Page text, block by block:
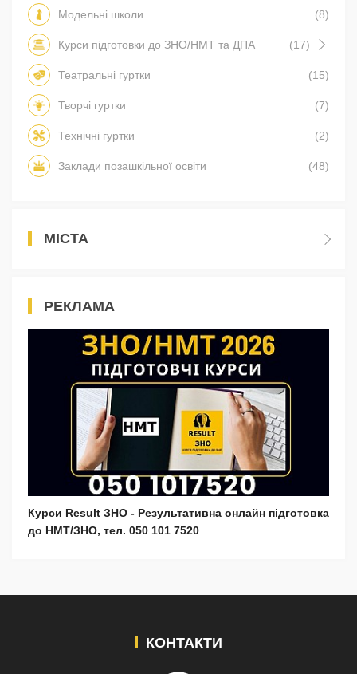
Модельні школи (8)
Курси підготовки до ЗНО/НМТ та ДПА (17)
Театральні гуртки (15)
Творчі гуртки (7)
Технічні гуртки (2)
Заклади позашкільної освіти (48)
МІСТА
РЕКЛАМА
Курси Result ЗНО - Результативна онлайн підготовка
до НМТ/ЗНО, тел. 050 101 7520
КОНТАКТИ